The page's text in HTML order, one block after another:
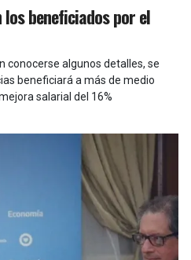
los beneficiados por el
conocerse algunos detalles, se
beneficiará a más de medio
salarial del 16%